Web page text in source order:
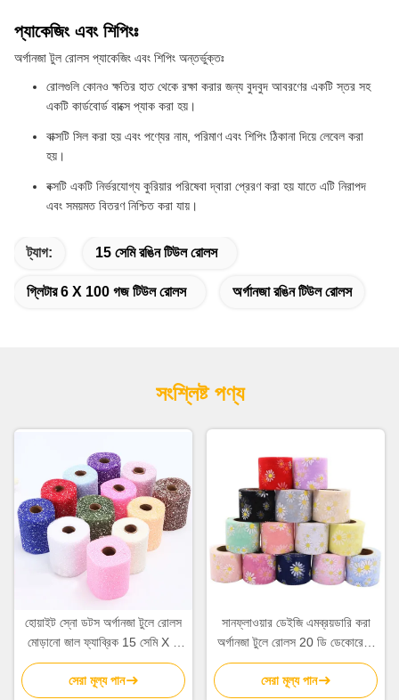
প্যাকেজিং এবং শিপিংঃ
অর্গানজা টুল রোলস প্যাকেজিং এবং শিপিং অন্তর্ভুক্তঃ
রোলগুলি কোনও ক্ষতির হাত থেকে রক্ষা করার জন্য বুদবুদ আবরণের একটি স্তর সহ
একটি কার্ডবোর্ড বাক্সে প্যাক করা হয়।
বাক্সটি সিল করা হয় এবং পণ্যের নাম, পরিমাণ এবং শিপিং ঠিকানা দিয়ে লেবেল করা
হয়।
বক্সটি একটি নির্ভরযোগ্য কুরিয়ার পরিষেবা দ্বারা প্রেরণ করা হয় যাতে এটি নিরাপদ
এবং সময়মত বিতরণ নিশ্চিত করা যায়।
ট্যাগ: 15 সেমি রঙিন টিউল রোলস
গ্লিটার 6 X 100 গজ টিউল রোলস অর্গানজা রঙিন টিউল রোলস
সংশ্লিষ্ট পণ্য
হোয়াইট স্নো ডটস অর্গানজা টুলে রোলস
মোড়ানো জাল ফ্যাব্রিক 15 সেমি X 5
গজ
সেরা মূল্য পান
সানফ্লাওয়ার ডেইজি এমব্রয়ডারি করা
অর্গানজা টুলে রোলস 20 ডি ডেকোরেশন
ক্রাফটস
সেরা মূল্য পান